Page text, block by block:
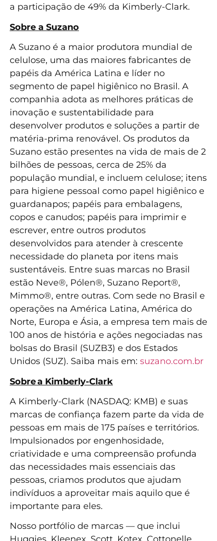
a participação de 49% da Kimberly-Clark.
Sobre a Suzano
A Suzano é a maior produtora mundial de
celulose, uma das maiores fabricantes de
papéis da América Latina e líder no
segmento de papel higiênico no Brasil. A
companhia adota as melhores práticas de
inovação e sustentabilidade para
desenvolver produtos e soluções a partir de
matéria-prima renovável. Os produtos da
Suzano estão presentes na vida de mais de 2
bilhões de pessoas, cerca de 25% da
população mundial, e incluem celulose; itens
para higiene pessoal como papel higiênico e
guardanapos; papéis para embalagens,
copos e canudos; papéis para imprimir e
escrever, entre outros produtos
desenvolvidos para atender à crescente
necessidade do planeta por itens mais
sustentáveis. Entre suas marcas no Brasil
estão Neve®, Pólen®, Suzano Report®,
Mimmo®, entre outras. Com sede no Brasil e
operações na América Latina, América do
Norte, Europa e Ásia, a empresa tem mais de
100 anos de história e ações negociadas nas
bolsas do Brasil (SUZB3) e dos Estados
Unidos (SUZ). Saiba mais em: suzano.com.br
Sobre a Kimberly-Clark
A Kimberly-Clark (NASDAQ: KMB) e suas
marcas de confiança fazem parte da vida de
pessoas em mais de 175 países e territórios.
Impulsionados por engenhosidade,
criatividade e uma compreensão profunda
das necessidades mais essenciais das
pessoas, criamos produtos que ajudam
indivíduos a aproveitar mais aquilo que é
importante para eles.
Nosso portfólio de marcas — que inclui